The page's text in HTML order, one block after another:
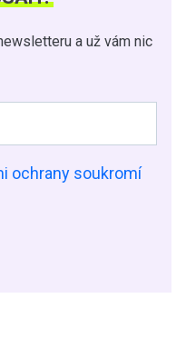
a už vám nic
ochrany soukromí